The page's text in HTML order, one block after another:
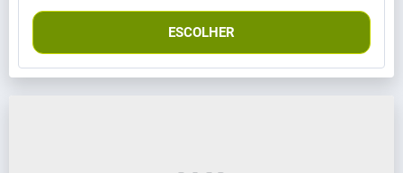
ESCOLHER